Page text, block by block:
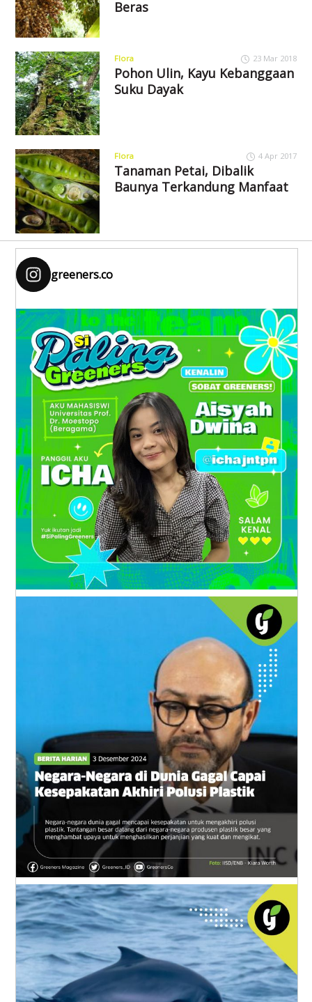
Beras
Flora 23 Mar 2018
Pohon Ulin, Kayu Kebanggaan
Suku Dayak
Flora 4 Apr 2017
Tanaman Petai, Dibalik
Baunya Terkandung Manfaat
greeners.co